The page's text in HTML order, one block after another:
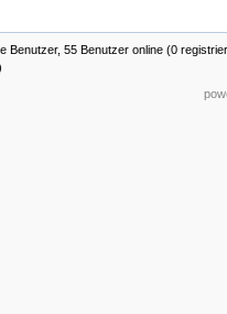
Benutzer, 55 Benutzer online (0